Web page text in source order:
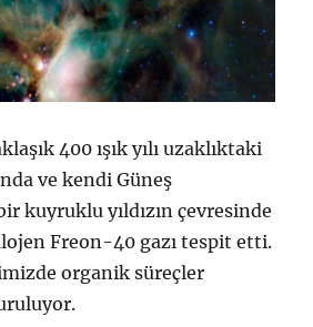
400 ışık yılı uzaklıktaki
ve kendi Güneş
kuyruklu yıldızın çevresinde
Freon-40 gazı tespit etti.
organik süreçler